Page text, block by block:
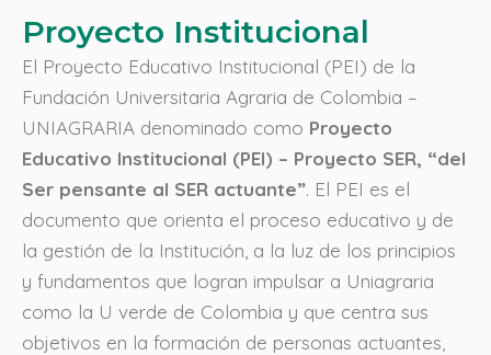
Proyecto Institucional
El Proyecto Educativo Institucional (PEI) de la
Fundación Universitaria Agraria de Colombia –
UNIAGRARIA denominado como Proyecto
Educativo Institucional (PEI) – Proyecto SER, “del
Ser pensante al SER actuante”. El PEI es el
documento que orienta el proceso educativo y de
la gestión de la Institución, a la luz de los principios
y fundamentos que logran impulsar a Uniagraria
como la U verde de Colombia y que centra sus
objetivos en la formación de personas actuantes,